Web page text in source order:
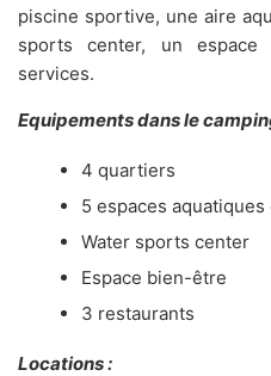
piscine sportive, une aire
sports center, un espace
services.
Equipements dans le
4 quartiers
5 espaces aquatiques
Water sports center
Espace bien-être
3 restaurants
Locations :